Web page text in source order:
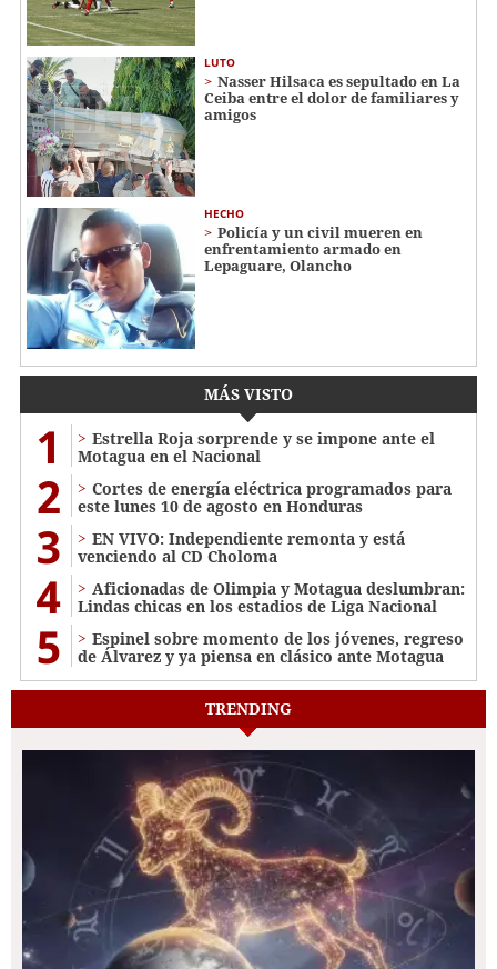
LUTO
Nasser Hilsaca es sepultado en La
Ceiba entre el dolor de familiares y
amigos
HECHO
Policía y un civil mueren en
enfrentamiento armado en
Lepaguare, Olancho
MÁS VISTO
1
Estrella Roja sorprende y se impone ante el
Motagua en el Nacional
2
Cortes de energía eléctrica programados para
este lunes 10 de agosto en Honduras
3
EN VIVO: Independiente remonta y está
venciendo al CD Choloma
4
Aficionadas de Olimpia y Motagua deslumbran:
Lindas chicas en los estadios de Liga Nacional
5
Espinel sobre momento de los jóvenes, regreso
de Álvarez y ya piensa en clásico ante Motagua
TRENDING